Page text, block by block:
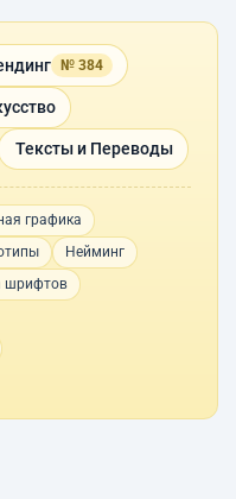
№ 384
Тексты и Переводы
графика
Нейминг
шрифтов